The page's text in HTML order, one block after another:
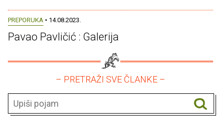
PREPORUKA • 14.08.2023.
Pavao Pavličić : Galerija
– PRETRAŽI SVE ČLANKE –